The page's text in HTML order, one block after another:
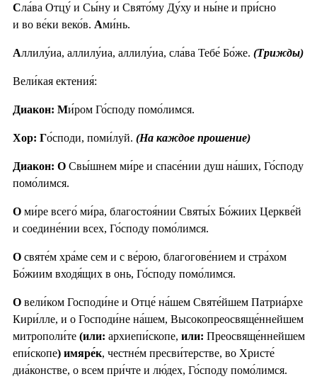
Сла́ва Отцу́ и Сы́ну и Свято́му Ду́ху и ны́не и при́сно
и во ве́ки веко́в. Ами́нь.
Аллилу́иа, аллилу́иа, аллилу́иа, сла́ва Тебе́ Бо́же. (Трижды)
Вели́кая ектения́:
Диакон: Ми́ром Го́споду помо́лимся.
Хор: Го́споди, поми́луй. (На каждое прошение)
Диакон: О Свы́шнем ми́ре и спасе́нии душ на́ших, Го́споду
помо́лимся.
О ми́ре всего́ ми́ра, благостоя́нии Святы́х Бо́жиих Церкве́й
и соедине́нии всех, Го́споду помо́лимся.
О святе́м хра́ме сем и с ве́рою, благогове́нием и стра́хом
Бо́жиим входя́щих в онь, Го́споду помо́лимся.
О вели́ком Господи́не и Отце́ на́шем Святе́йшем Патриа́рхе
Кири́лле, и о Господи́не на́шем, Высокопреосвяще́ннейшем
митрополи́те (или: архиепи́скопе, или: Преосвяще́ннейшем
епи́скопе) имяре́к, честне́м пресви́терстве, во Христе́
диа́констве, о всем при́чте и лю́дех, Го́споду помо́лимся.